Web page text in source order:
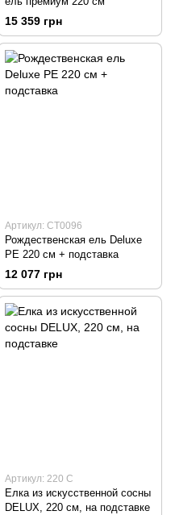
15 359 грн
Артикул: CT0096
Рождественская ель Deluxe
PE 220 см + подставка
12 077 грн
Артикул: 220 С
Елка из искусственной сосны
DELUX, 220 см, на подставке